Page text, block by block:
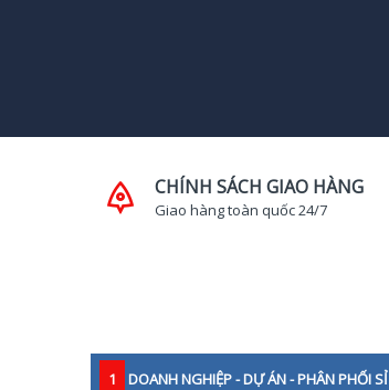
CHÍNH SÁCH GIAO HÀNG
Giao hàng toàn quốc 24/7
1 DOANH NGHIỆP - DỰ ÁN - PHÂN PHỐI SỈ